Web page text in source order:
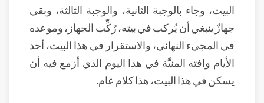
البيت، وجاء بالوجبة الثانية، والوجبة الثالثة، وبقي
جهازٌ ينبغي أن يُركب في بيته، رُكِّب الجهاز، وموعده
في المجيء النهائي، والاستقرار في هذا البيت، أحد
الأيام وافته المنيَّة في هذا اليوم الذي أزمع فيه أن
يسكن في هذا البيت، هذا كلام عام.